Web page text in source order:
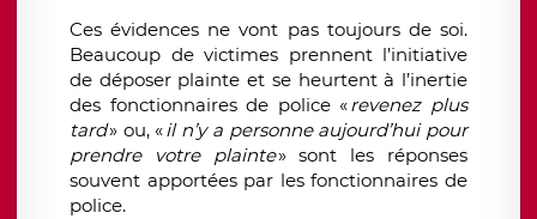
Ces évidences ne vont pas toujours de soi.
Beaucoup de victimes prennent l’initiative
de déposer plainte et se heurtent à l’inertie
des fonctionnaires de police «revenez plus
tard» ou, «il n’y a personne aujourd’hui pour
prendre votre plainte» sont les réponses
souvent apportées par les fonctionnaires de
police.